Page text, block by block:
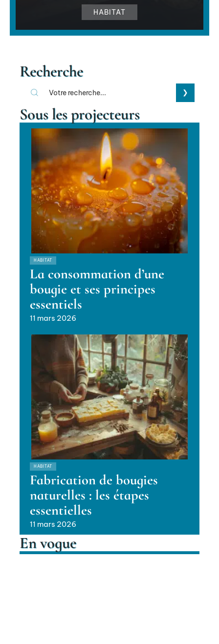
HABITAT
Recherche
Sous les projecteurs
HABITAT
La consommation d’une
bougie et ses principes
essentiels
11 mars 2026
HABITAT
Fabrication de bougies
naturelles : les étapes
essentielles
11 mars 2026
En vogue